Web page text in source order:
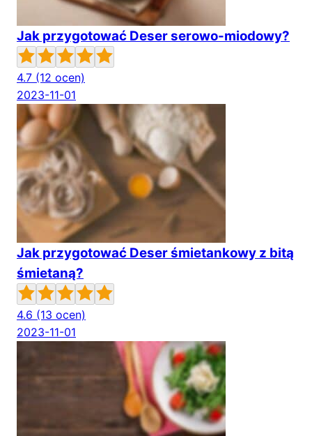
Jak przygotować Deser serowo-miodowy?
4.7 (12 ocen)
2023-11-01
Jak przygotować Deser śmietankowy z bitą
śmietaną?
4.6 (13 ocen)
2023-11-01